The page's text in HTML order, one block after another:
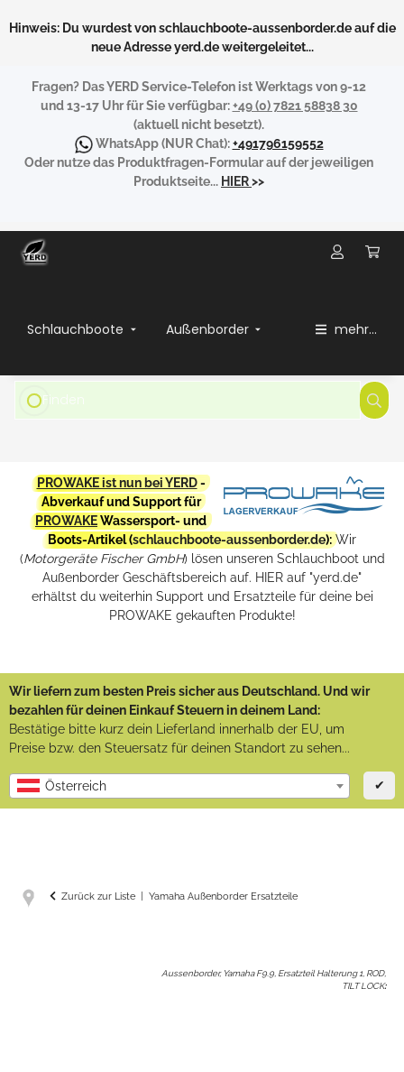
Hinweis: Du wurdest von schlauchboote-aussenborder.de auf die
neue Adresse yerd.de weitergeleitet...
Fragen? Das YERD Service-Telefon ist Werktags von 9-12
und 13-17 Uhr für Sie verfügbar:+49 (0) 7821 58838 30
(aktuell nicht besetzt).
WhatsApp(NUR Chat):+491796159552
Oder nutze das Produktfragen-Formular auf der jeweiligen
Produktseite... HIER>>
Schlauchboote Außenborder mehr...
PROWAKE ist nun bei YERD-
Abverkauf und Support für
PROWAKEWassersport- und
Boots-Artikel (schlauchboote-aussenborder.de): Wir
(Motorgeräte Fischer GmbH) lösen unseren Schlauchboot und
Außenborder Geschäftsbereich auf. HIER auf "yerd.de"
erhältst du weiterhin Support und Ersatzteile für deine bei
PROWAKE gekauften Produkte!
Wir liefern zum besten Preis sicher aus Deutschland. Und wir
bezahlen für deinen Einkauf Steuern in deinem Land:
Bestätige bitte kurz dein Lieferland innerhalb der EU, um
Preise bzw. den Steuersatz für deinen Standort zu sehen...
Österreich ✔
Zurück zur Liste Yamaha Außenborder Ersatzteile
Aussenborder, Yamaha F9.9, Ersatzteil Halterung 1, ROD,
TILT LOCK: